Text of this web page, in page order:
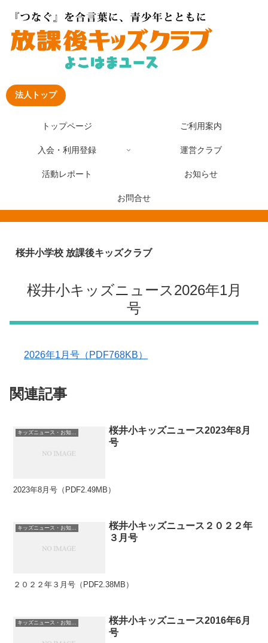
法人トップ
トップページ ご利用案内
入会・利用登録 運営クラブ
活動レポート お知らせ
お問合せ
桜井小学校 放課後キッズクラブ
桜井小キッズニュース2026年1月
号
2026年1月号（PDF768KB）
関連記事
キッズニュース・お知らせ
桜井小キッズニュース2023年8月
号
2023年8月号（PDF2.49MB）
桜井小キッズニュース２０２２年
３月号
２０２２年３月号（PDF2.38MB）
桜井小キッズニュース2016年6月
号